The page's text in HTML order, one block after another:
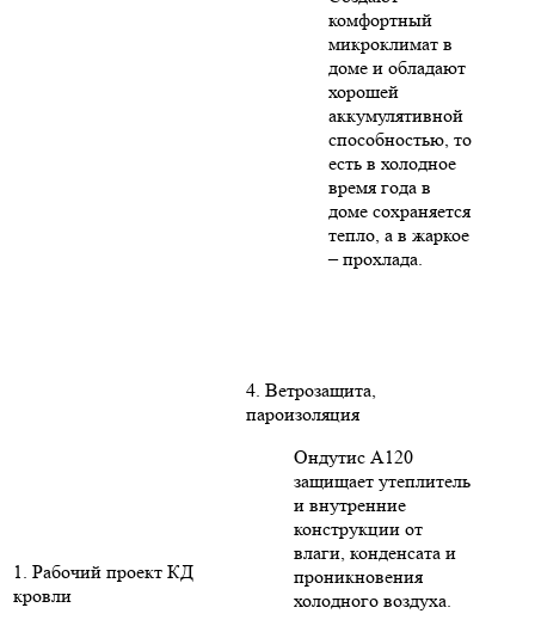
комфортный
микроклимат в
доме и обладают
хорошей
аккумулятивной
способностью, то
есть в холодное
время года в
доме сохраняется
тепло, а в жаркое
– прохлада.
1. Рабочий проект КД
кровли
4. Ветрозащита,
пароизоляция
Ондутис А120
защищает утеплитель
и внутренние
конструкции от
влаги, конденсата и
проникновения
холодного воздуха.